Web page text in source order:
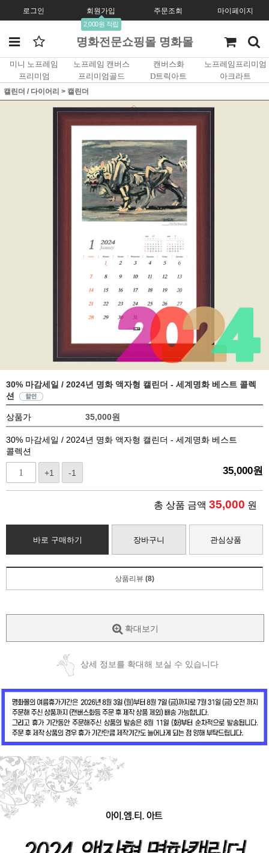
로그인 회원가입
2,000원 적립
주문조회 마이페이지
명화전문쇼핑몰 명화몰
미니 노프레임 노프레임 캔버스 캔버스화
노프레임프리미엄
프리미엄
프리미엄골드 D트릭아트 아크라트
캘린더 / 다이어리 > 캘린더
30% 마감세일 / 2024년 명화 액자형 캘린더 - 세계명화 베스트 콜렉
션
상품가 35,000원
30% 마감세일 / 2024년 명화 액자형 캘린더 - 세계명화 베스트
콜렉션
+1 -1 35,000원
총 상품 금액 35,000 원
바로 구매하기 장바구니 관심상품
상품리뷰 (8)
확대보기
상세 정보를 확대해 보실 수 있습니다